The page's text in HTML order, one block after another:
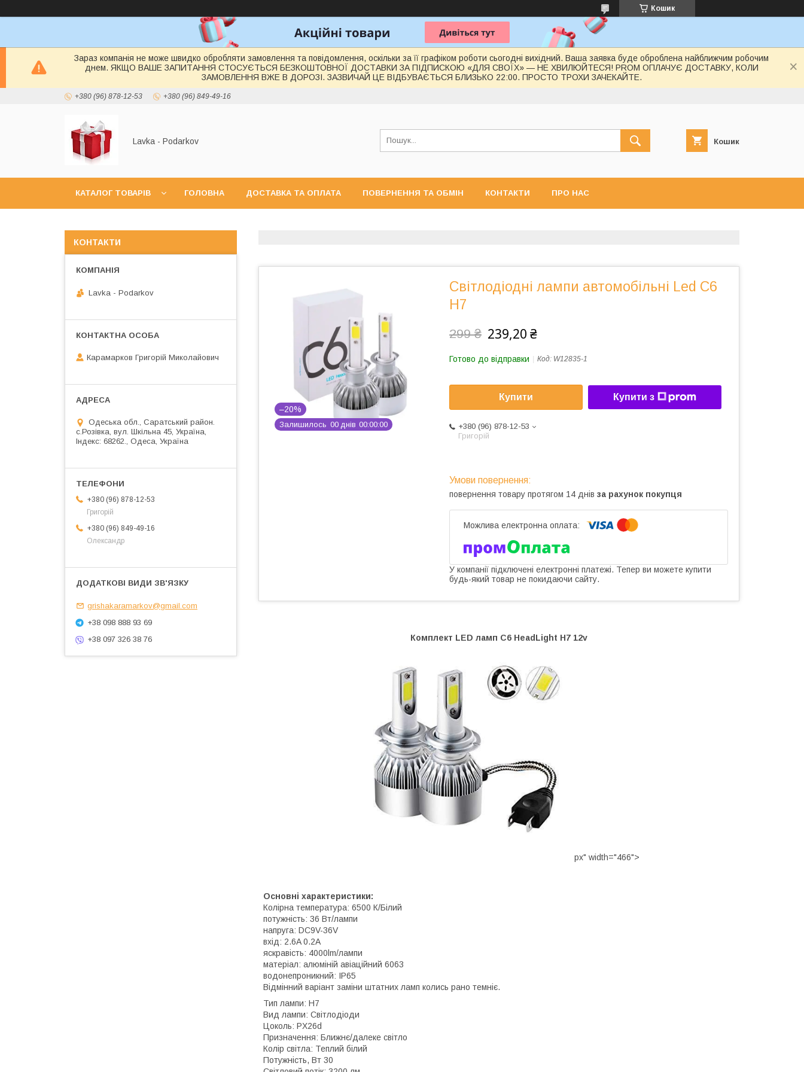
Кошик
Зараз компанія не може швидко обробляти замовлення та повідомлення, оскільки за її графіком роботи сьогодні вихідний. Ваша заявка буде оброблена найближчим робочим
днем. ЯКЩО ВАШЕ ЗАПИТАННЯ СТОСУЄТЬСЯ БЕЗКОШТОВНОЇ ДОСТАВКИ ЗА ПІДПИСКОЮ «ДЛЯ СВОЇХ» — НЕ ХВИЛЮЙТЕСЯ! PROM ОПЛАЧУЄ ДОСТАВКУ, КОЛИ
ЗАМОВЛЕННЯ ВЖЕ В ДОРОЗІ. ЗАЗВИЧАЙ ЦЕ ВІДБУВАЄТЬСЯ БЛИЗЬКО 22:00. ПРОСТО ТРОХИ ЗАЧЕКАЙТЕ.
+380 (96) 878-12-53 +380 (96) 849-49-16
Lavka - Podarkov Кошик
КАТАЛОГ ТОВАРІВ ГОЛОВНА ДОСТАВКА ТА ОПЛАТА ПОВЕРНЕННЯ ТА ОБМІН КОНТАКТИ ПРО НАС
–20%
Залишилось 00 днів 00 00 00
Світлодіодні лампи автомобільні Led C6
H7
299 ₴ 239,20 ₴
Готово до відправки Код: W12835-1
Купити Купити з
+380 (96) 878-12-53
Григорій
повернення товару протягом 14 днів за рахунок покупця
У компанії підключені електронні платежі. Тепер ви можете купити
будь-який товар не покидаючи сайту.
Комплект LED ламп C6 HeadLight H7 12v
px" width="466">
Основні характеристики:
Колірна температура: 6500 К/Білий
потужність: 36 Вт/лампи
напруга: DC9V-36V
вхід: 2.6A 0.2A
яскравість: 4000lm/лампи
матеріал: алюміній авіаційний 6063
водонепроникний: IP65
Відмінний варіант заміни штатних ламп колись рано темніє.
Тип лампи: H7
Вид лампи: Світлодіоди
Цоколь: PX26d
Призначення: Ближнє/далеке світло
Колір світла: Теплий білий
Потужність, Вт 30
КОНТАКТИ
Lavka - Podarkov
Карамарков Григорій Миколайович
Одеська обл., Саратський район.
с.Розівка, вул. Шкільна 45, Україна,
Індекс: 68262., Одеса, Україна
+380 (96) 878-12-53
Григорій
+380 (96) 849-49-16
Олександр
grishakaramarkov@gmail.com
+38 098 888 93 69
+38 097 326 38 76